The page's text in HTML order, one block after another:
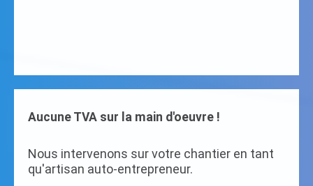
Aucune TVA sur la main d'oeuvre !
Nous intervenons sur votre chantier en tant
qu'artisan auto-entrepreneur.